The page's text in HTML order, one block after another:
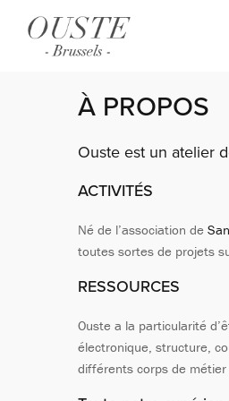
À PROPOS
Ouste est un atelier
ACTIVITÉS
Né de l’association de
toutes sortes de projets
RESSOURCES
Ouste a la particularité
électronique, structure,
différents corps de